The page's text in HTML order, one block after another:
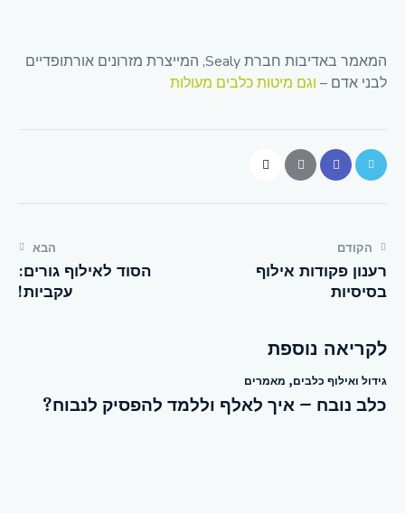
המאמר באדיבות חברת Sealy, המייצרת מזרונים אורתופדיים
לבני אדם – וגם מיטות כלבים מעולות
הקודם
רענון פקודות אילוף
בסיסיות
הבא
הסוד לאילוף גורים:
עקביות!
לקריאה נוספת
גידול ואילוף כלבים, מאמרים
כלב נובח – איך לאלף וללמד להפסיק לנבוח?